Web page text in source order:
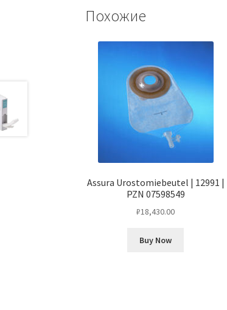
Похожие
Assura Urostomiebeutel | 12991 |
PZN 07598549
₽18,430.00
Buy Now